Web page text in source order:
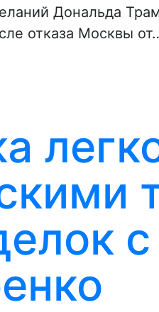
Дональда
отказа Москвы